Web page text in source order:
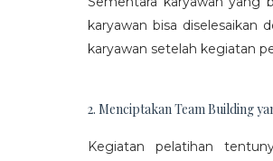
karyawan bisa diselesaikan
karyawan setelah kegiatan
2. Menciptakan Team Building
Kegiatan pelatihan